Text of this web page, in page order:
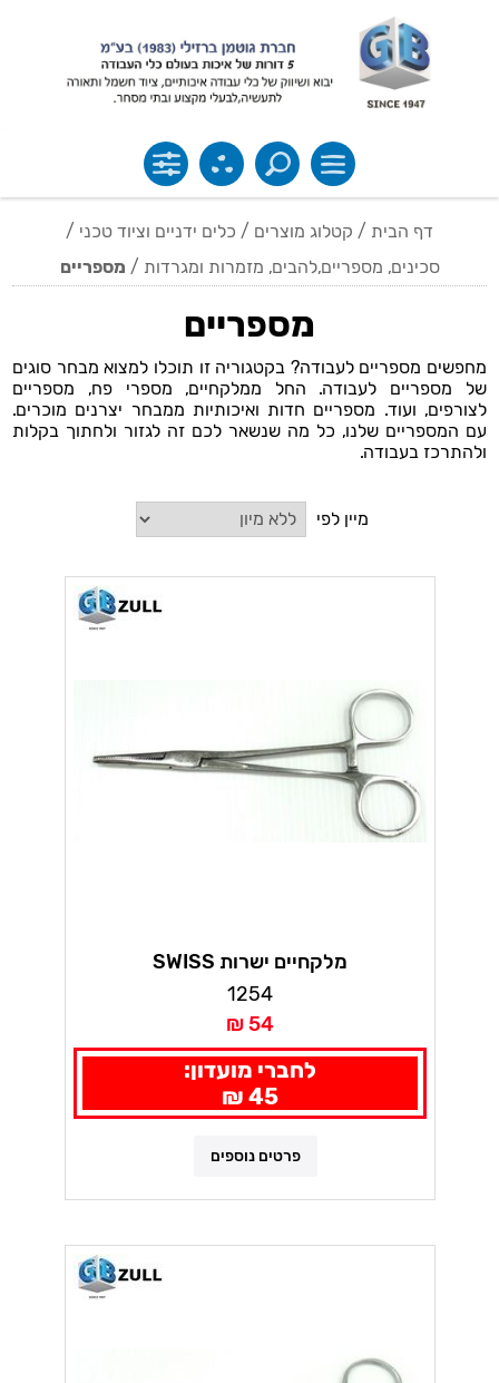
דף הבית / קטלוג מוצרים / כלים ידניים וציוד טכני /
סכינים, מספריים,להבים, מזמרות ומגרדות / מספריים
מספריים
מחפשים מספריים לעבודה? בקטגוריה זו תוכלו למצוא מבחר סוגים
של מספריים לעבודה. החל ממלקחיים, מספרי פח, מספריים
לצורפים, ועוד. מספריים חדות ואיכותיות ממבחר יצרנים מוכרים.
עם המספריים שלנו, כל מה שנשאר לכם זה לגזור ולחתוך בקלות
ולהתרכז בעבודה.
מיין לפי
מלקחיים ישרות SWISS
1254
54 ₪
לחברי מועדון:
45 ₪
פרטים נוספים